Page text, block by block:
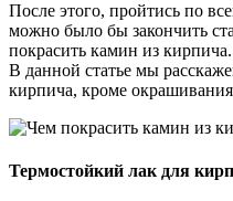
После этого, пройтись по
можно было бы закончить
покрасить камин из
В данной статье мы
кирпича, кроме
Термостойкий лак для